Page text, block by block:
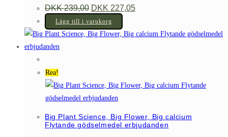
DKK239,00 Det
ursprungliga
priset
var:
DKK 239,00.
DKK 227,05
nuvarande
är:
DKK 227,05.
Lägg till i varukorg
Rea!
Big Plant Science, Big Flower, Big calcium
Flytande gödselmedel erbjudanden